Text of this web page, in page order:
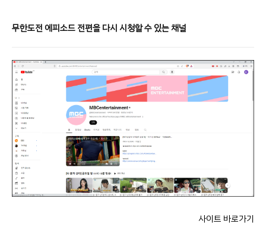
무한도전 에피소드 전편을 다시 시청할 수 있는 채널
사이트 바로가기